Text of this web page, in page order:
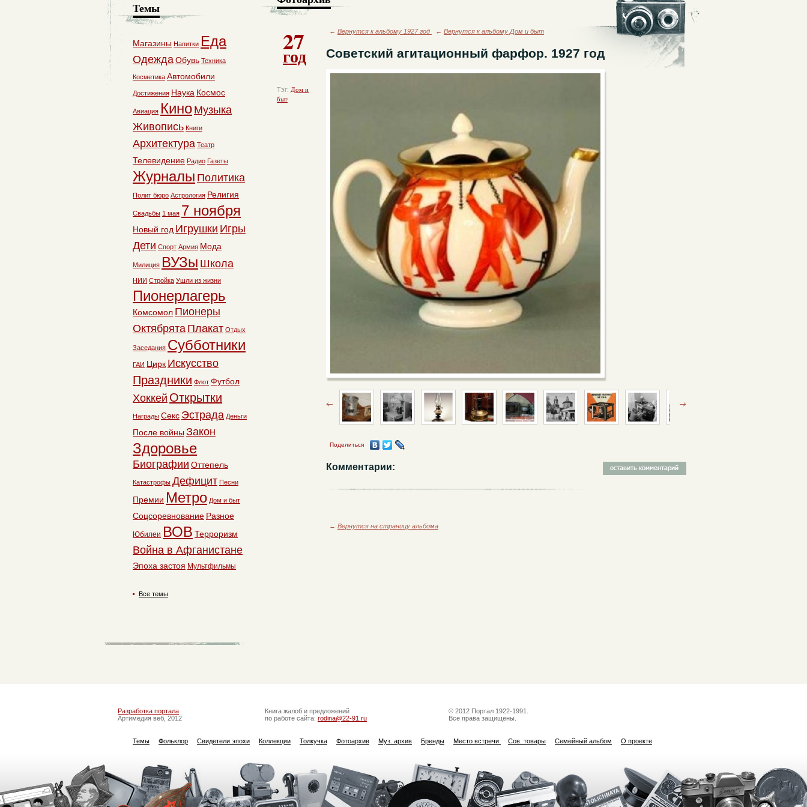
27
год
Тэг: Дом и
быт
← Вернутся к альбому 1927 год ← Вернутся к альбому Дом и быт
Советский агитационный фарфор. 1927 год
Поделиться
Комментарии:
← Вернутся на страницу альбома
Темы
Магазины Напитки Еда
ОдеждаОбувь Техника
Косметика Автомобили
Достижения Наука Космос
Авиация Кино Музыка
Живопись Книги
Архитектура Театр
Телевидение Радио Газеты
Журналы Политика
Полит бюро Астрология Религия
Свадьбы 1 мая 7 ноября
Новый год Игрушки Игры
Дети Спорт Армия Мода
Милиция ВУЗы Школа
НИИ Стройка Ушли из жизни
Пионерлагерь
Комсомол Пионеры
Октябрята Плакат Отдых
Заседания Субботники
ГАИ Цирк Искусство
Праздники Флот Футбол
Хоккей Открытки
Награды Секс Эстрада Деньги
После войны Закон
Здоровье
Биографии Оттепель
Катастрофы Дефицит Песни
Премии Метро Дом и быт
Соцсоревнование Разное
Юбилеи ВОВ Терроризм
Война в Афганистане
Эпоха застоя Мультфильмы
Все темы
Разработка портала
Артимедия веб, 2012
Книга жалоб и предложений
по работе сайта: rodina@22-91.ru
© 2012 Портал 1922-1991.
Все права защищены.
Темы Фольклор Свидетели эпохи Коллекции Толкучка Фотоархив Муз. архив Бренды Место встречи Сов. товары Семейный альбом О проекте